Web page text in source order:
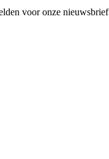
voor onze nieuwsbrief